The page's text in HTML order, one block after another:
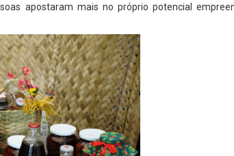
apostaram mais no próprio potencial